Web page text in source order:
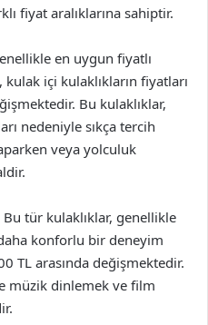
fiyat aralıklarına sahiptir.
en uygun fiyatlı
içi kulaklıkların fiyatları
Bu kulaklıklar,
nedeniyle sıkça tercih
veya yolculuk
tür kulaklıklar, genellikle
konforlu bir deneyim
TL arasında değişmektedir.
müzik dinlemek ve film